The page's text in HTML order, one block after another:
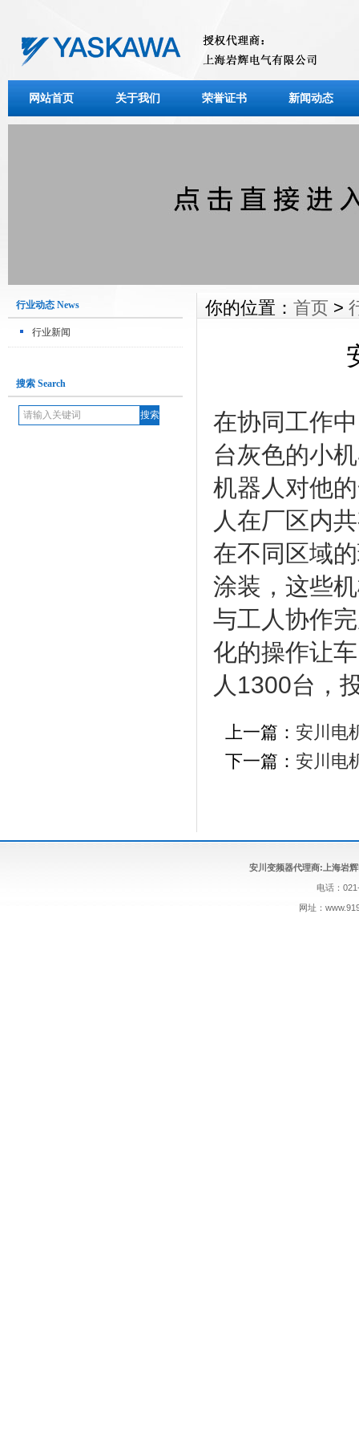
网站首页 关于我们 荣誉证书 新闻动态
行业动态 News
行业新闻
搜索 Search
你的位置： 首页 >
在协同工作
台灰色的小
机器人对他
人在厂区内
在不同区域
涂装，这些
与工人协作
化的操作让
人1300台，
上一篇： 安川电
下一篇： 安川电
安川变频器代理商:上海岩
电话：
网址：